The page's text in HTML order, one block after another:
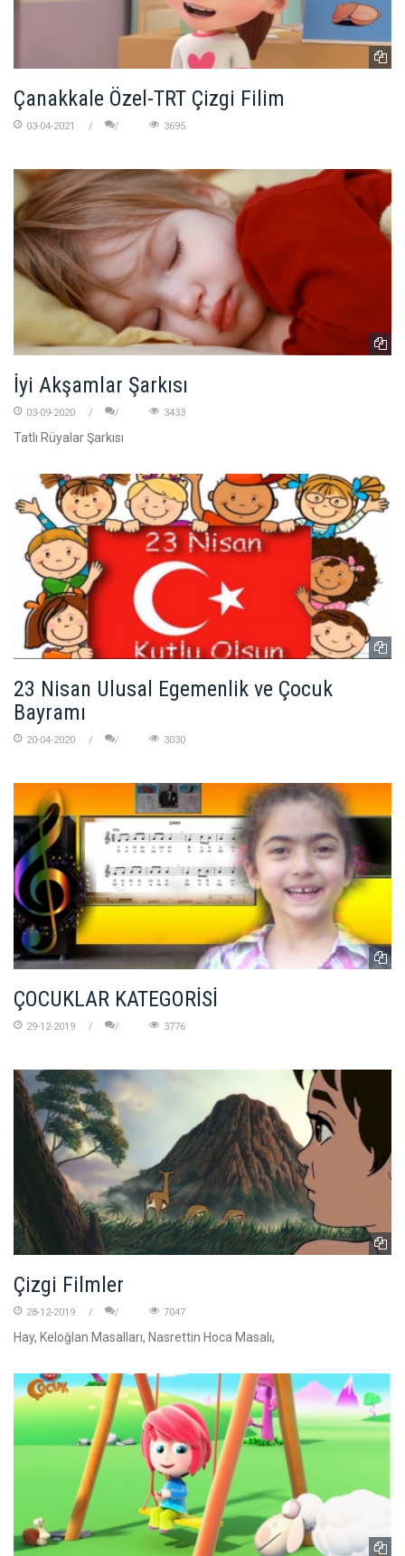
Çanakkale Özel-TRT Çizgi Filim
03-04-2021 3695
İyi Akşamlar Şarkısı
03-09-2020 3433
Tatlı Rüyalar Şarkısı
23 Nisan Ulusal Egemenlik ve Çocuk
Bayramı
20-04-2020 3030
ÇOCUKLAR KATEGORİSİ
29-12-2019 3776
Çizgi Filmler
28-12-2019 7047
Hay, Keloğlan Masalları, Nasrettin Hoca Masalı,